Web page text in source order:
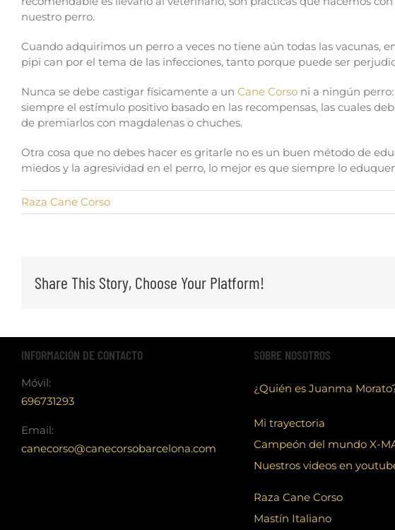
nuestro perro.
Cuando adquirimos un perro a veces no tiene aún todas las vacunas,
pipi can por el tema de las infecciones, tanto porque puede ser
Nunca se debe castigar físicamente a un Cane Corso ni a ningún
siempre el estímulo positivo basado en las recompensas, las cuales
de premiarlos con magdalenas o chuches.
Otra cosa que no debes hacer es gritarle no es un buen método de
miedos y la agresividad en el perro, lo mejor es que siempre lo
Raza Cane Corso
Share This Story, Choose Your Platform!
INFORMACIÓN DE CONTACTO
Móvil:
696731293
Email:
canecorso@canecorsobarcelona.com
SOBRE NOSOTROS
¿Quién es Juanma
Mi trayectoria
Campeón del mundo X-
Nuestros videos en
Raza Cane Corso
Mastín Italiano